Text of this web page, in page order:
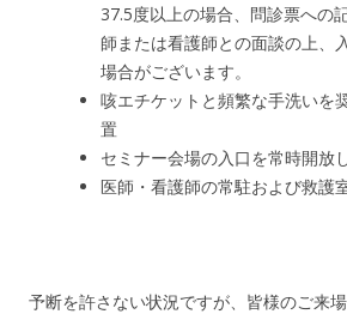
37.5度以上の場合、問診票への
師または看護師との面談の上、
場合がございます。
咳エチケットと頻繁な手洗いを
置
セミナー会場の入口を常時開放
医師・看護師の常駐および救護
予断を許さない状況ですが、皆様のご来